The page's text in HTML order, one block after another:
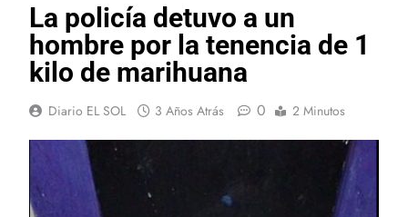
La policía detuvo a un
hombre por la tenencia de 1
kilo de marihuana
Diario EL SOL 3 Años Atrás 0 2 Minutos